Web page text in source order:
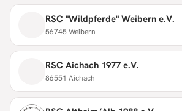
RSC "Wildpferde" Weibern e.V.
56745 Weibern
RSC Aichach 1977 e.V.
86551 Aichach